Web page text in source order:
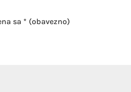
sa * (obavezno)